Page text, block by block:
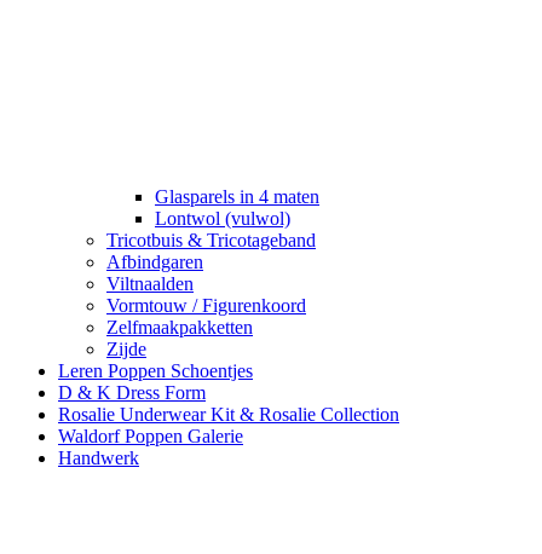
Glasparels in 4 maten
Lontwol (vulwol)
Tricotbuis & Tricotageband
Afbindgaren
Viltnaalden
Vormtouw / Figurenkoord
Zelfmaakpakketten
Zijde
Leren Poppen Schoentjes
D & K Dress Form
Rosalie Underwear Kit & Rosalie Collection
Waldorf Poppen Galerie
Handwerk